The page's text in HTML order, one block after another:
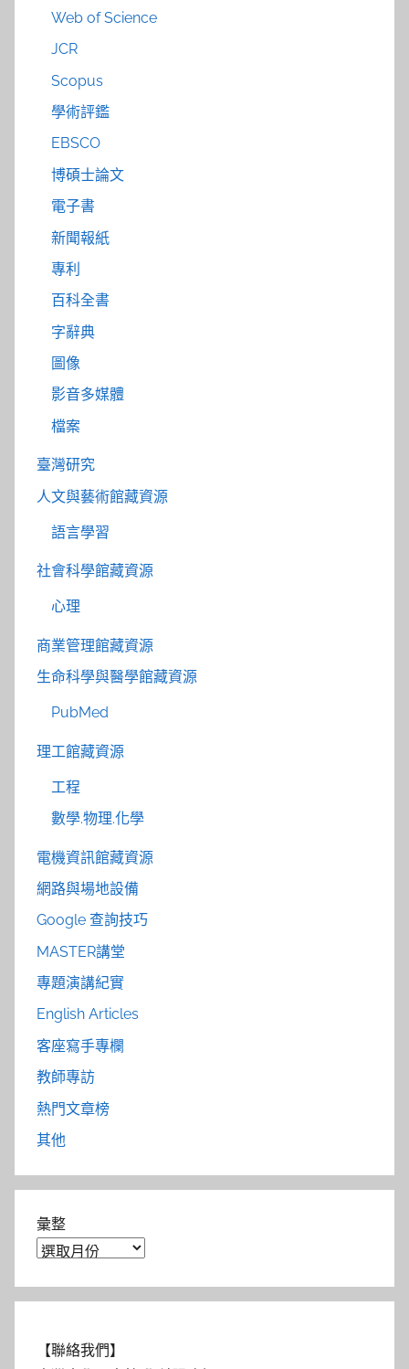
Web of Science
JCR
Scopus
學術評鑑
EBSCO
博碩士論文
電子書
新聞報紙
專利
百科全書
字辭典
圖像
影音多媒體
檔案
臺灣研究
人文與藝術館藏資源
語言學習
社會科學館藏資源
心理
商業管理館藏資源
生命科學與醫學館藏資源
PubMed
理工館藏資源
工程
數學.物理.化學
電機資訊館藏資源
網路與場地設備
Google 查詢技巧
MASTER講堂
專題演講紀實
English Articles
客座寫手專欄
教師專訪
熱門文章榜
其他
彙整
【聯絡我們】